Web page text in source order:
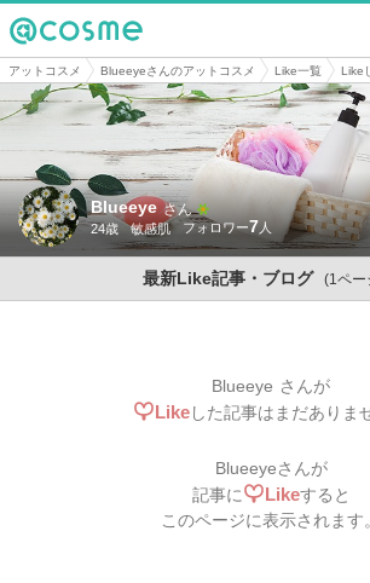
@cosme
アットコスメ Blueeyeさんのアットコスメ Like一覧 Like
Blueeye さん
24歳 敏感肌 7
最新Like記事・ブログ (1ペー
Blueeye さんが
Likeした記事はまだありま
Blueeyeさんが
記事に
Likeすると
このページに表示されます。